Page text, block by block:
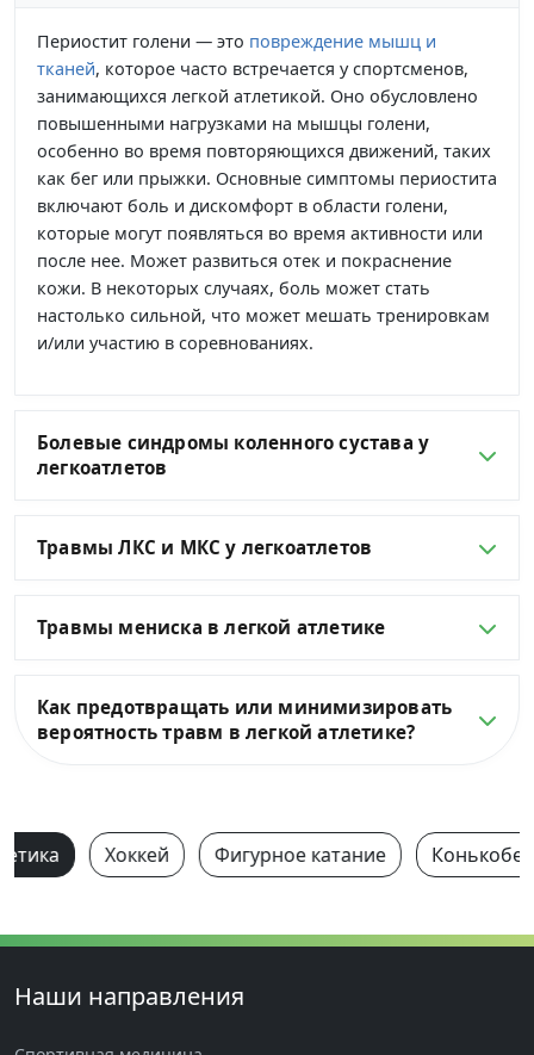
Периостит голени — это повреждение мышц и
тканей, которое часто встречается у спортсменов,
занимающихся легкой атлетикой. Оно обусловлено
повышенными нагрузками на мышцы голени,
особенно во время повторяющихся движений, таких
как бег или прыжки. Основные симптомы периостита
включают боль и дискомфорт в области голени,
которые могут появляться во время активности или
после нее. Может развиться отек и покраснение
кожи. В некоторых случаях, боль может стать
настолько сильной, что может мешать тренировкам
и/или участию в соревнованиях.
Болевые синдромы коленного сустава у
легкоатлетов
Травмы ЛКС и МКС у легкоатлетов
Травмы мениска в легкой атлетике
Как предотвращать или минимизировать
вероятность травм в легкой атлетике?
Хоккей Фигурное катание
Наши направления